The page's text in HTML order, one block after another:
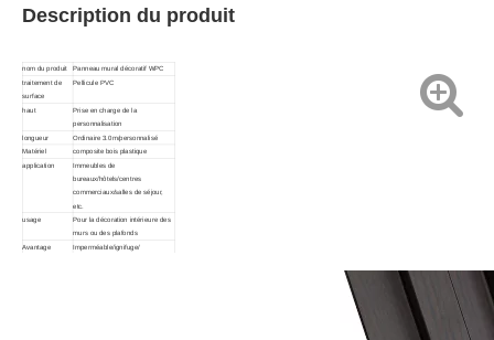
Description du produit
nom du produit
Panneau mural décoratif WPC
traitement de
surface
Pellicule PVC
haut Prise en charge de la
personnalisation
longueur
Ordinaire 3.0m/personnalisé
Matériel
composite bois plastique
application
Immeubles de
bureaux/hôtels/centres
commerciaux/salles de séjour,
etc.
usage
Pour la décoration intérieure des
murs ou des plafonds
Avantage
Imperméable/ignifuge/